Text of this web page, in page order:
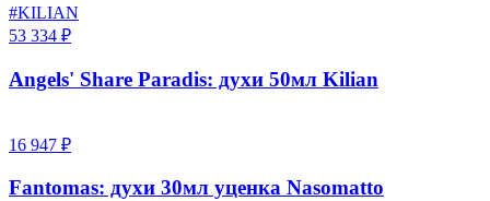
#KILIAN
53 334 ₽
Angels' Share Paradis: духи 50мл Kilian
16 947 ₽
Fantomas: духи 30мл уценка Nasomatto